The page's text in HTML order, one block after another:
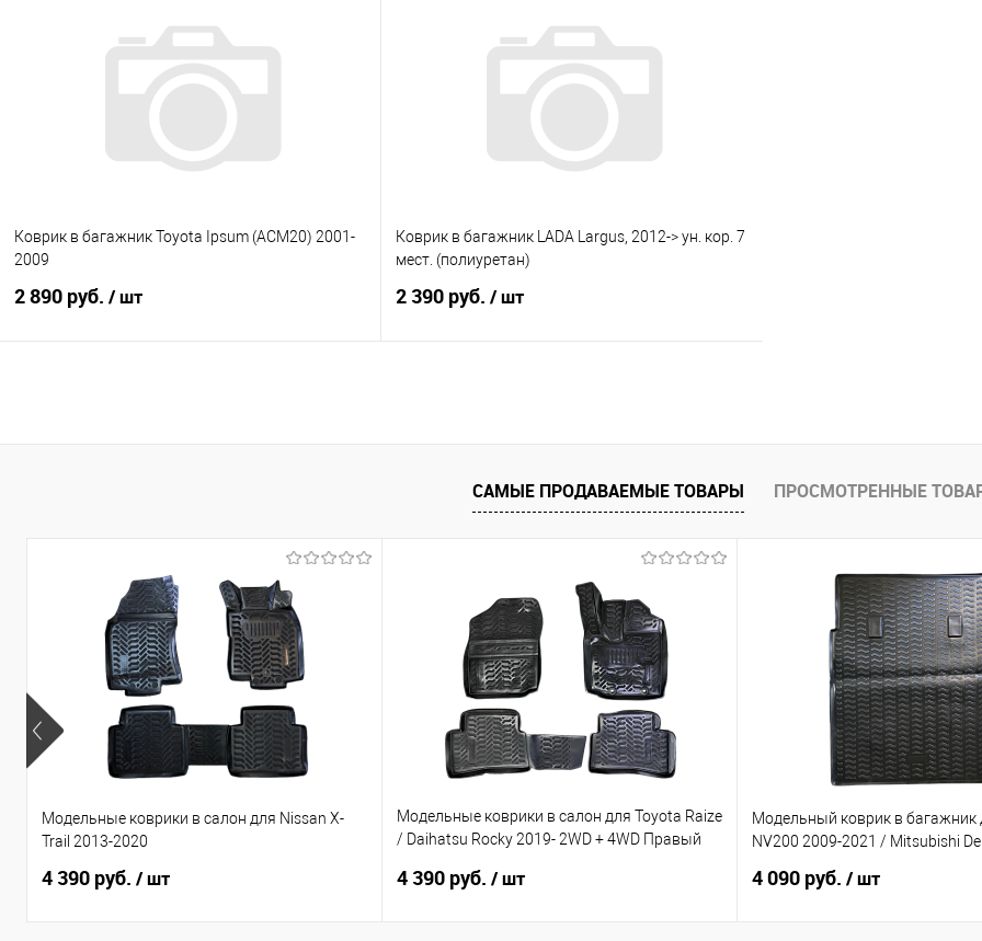
Купить в 1 клик
Сравнение
Под заказ
Купить в 1 клик
Сравнение
Под заказ
Коврик в багажник Toyota Ipsum (ACM20) 2001-
2009
2 890 руб. / шт
Купить в 1 клик
Сравнение
Коврик в багажник LADA Largus, 2012-> ун. кор. 7
мест. (полиуретан)
2 390 руб. / шт
Купить в 1 клик
Сравнение
В избранное
Под заказ
САМЫЕ ПРОДАВАЕМЫЕ ТОВАРЫ ПРОСМОТРЕННЫЕ
Модельные коврики в салон для Nissan X-
Trail 2013-2020
4 390 руб. / шт
Модельные коврики в салон для Toyota Raize
/ Daihatsu Rocky 2019- 2WD + 4WD Правый
4 390 руб. / шт
Модельный коврик в багажник
NV200 2009-2021 / Mitsubishi
4 090 руб. / шт